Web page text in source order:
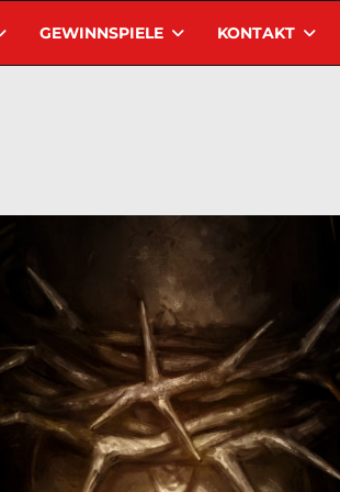
GEWINNSPIELE KONTAKT